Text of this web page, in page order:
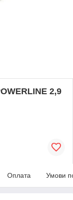
2,9
Оплата Умови